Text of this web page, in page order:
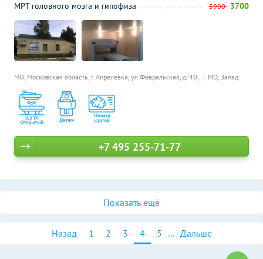
МО, Московская область, г. Апрелевка, ул Февральская, д. 40, МО, Запад
МРТ головного мозга и гипофиза
3900 3700
+7 495 255-71-77
Показать ещё
Назад 1 2 3 4 5 ... Дальше